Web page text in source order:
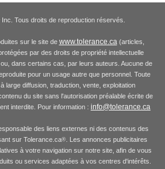
Inc. Tous droits de reproduction réservés.
sur le site de www.tolerance.ca(articles,
par des droits de propriété intellectuelle
ou, dans certains cas, par leurs auteurs. Aucune de
pour un usage autre que personnel. Toute
large diffusion, traduction, vente, exploitation
du site sans l'autorisation préalable écrite de
interdite. Pour information : info@tolerance.ca
des liens externes ni des contenus des
sur Tolerance.ca®. Les annonces publicitaires
à votre navigation sur notre site, afin de vous
ou services adaptées à vos centres d'intérêts.